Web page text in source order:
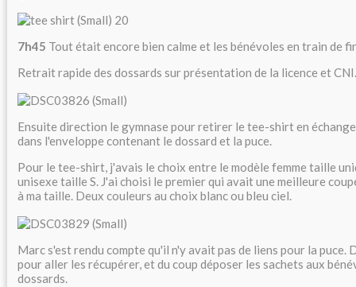
7h45 Tout était encore bien calme et les bénévoles en train de
Retrait rapide des dossards sur présentation de la licence et CNI.
Ensuite direction le gymnase pour retirer le tee-shirt en
dans l'enveloppe contenant le dossard et la puce.
Pour le tee-shirt, j'avais le choix entre le modèle femme taille
unisexe taille S. J'ai choisi le premier qui avait une meilleure
à ma taille. Deux couleurs au choix blanc ou bleu ciel.
Marc s'est rendu compte qu'il n'y avait pas de liens pour la puce.
pour aller les récupérer, et du coup déposer les sachets aux
dossards.